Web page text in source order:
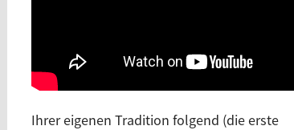
Ihrer eigenen Tradition folgend (die erste